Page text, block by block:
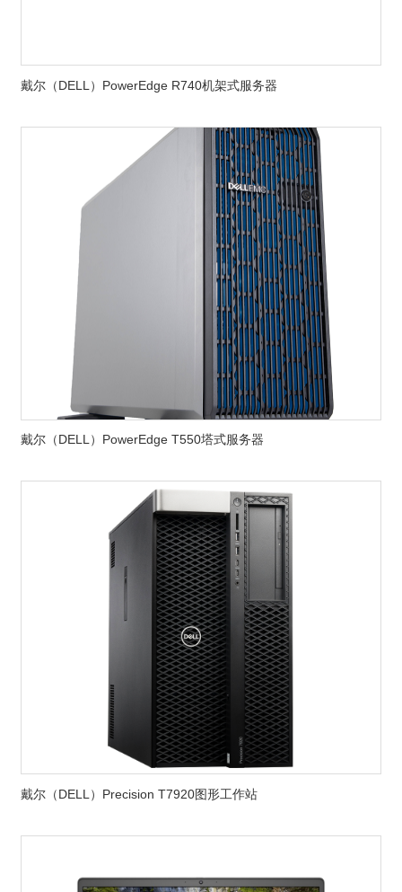
戴尔（DELL）PowerEdge R740机架式服务器
戴尔（DELL）PowerEdge T550塔式服务器
戴尔（DELL）Precision T7920图形工作站